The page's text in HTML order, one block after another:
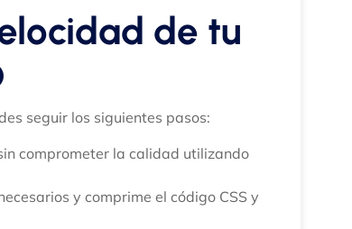
de tu
seguir los siguientes pasos:
comprometer la calidad utilizando
y comprime el código CSS y